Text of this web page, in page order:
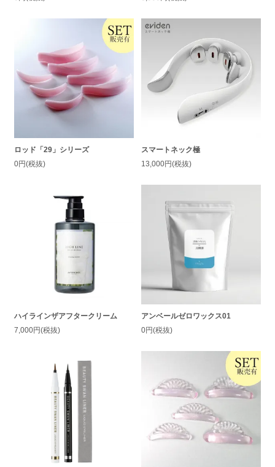
ロッド「29」シリーズ
0円(税抜)
スマートネック極
13,000円(税抜)
ハイラインザアフタークリーム
7,000円(税抜)
アンベールゼロワックス01
0円(税抜)